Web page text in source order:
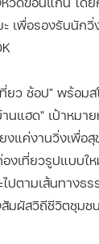
เพื่อรองรับนัก
ยว ช้อป" พร้อม
นแฮด" เป้าหมา
งแค่งานวิ่งเพื่อ
งเที่ยวรูปแบบใ
ไปตามเส้นทางธ
มผัสวิถีชีวิตชุมช